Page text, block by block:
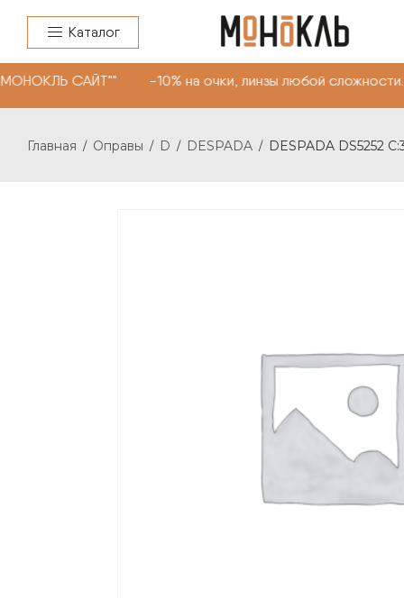
Каталог
САЙТ"" -10% на очки, линзы любой
Главная / Оправы / D / DESPADA / DESPADA DS5252